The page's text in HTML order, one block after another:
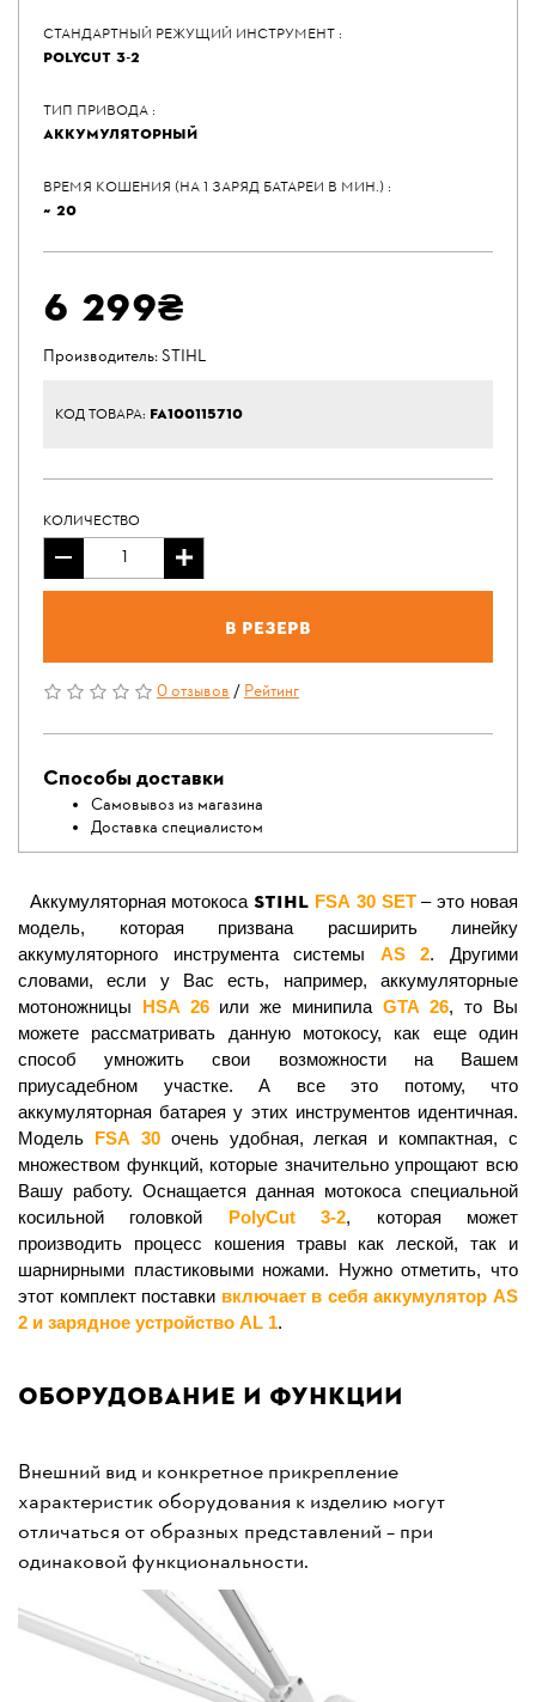
СТАНДАРТНЫЙ РЕЖУЩИЙ ИНСТРУМЕНТ :
POLYCUT 3-2
ТИП ПРИВОДА :
АККУМУЛЯТОРНЫЙ
ВРЕМЯ КОШЕНИЯ (НА 1 ЗАРЯД БАТАРЕИ В МИН.) :
~ 20
6 299₴
Производитель:STIHL
КОД ТОВАРА: FA100115710
КОЛИЧЕСТВО
В резерв
0 отзывов/Рейтинг
Способы доставки
Самовывоз из магазина
Доставка специалистом
Аккумуляторная мотокосаSTIHL FSA 30 SET– это новая
модель, которая призвана расширить линейку
аккумуляторного инструмента системы AS2. Другими
словами, если у Вас есть, например, аккумуляторные
мотоножницы HSA 26 или же минипила GTA 26, то Вы
можете рассматривать данную мотокосу, как еще один
способ умножить свои возможности на Вашем
приусадебном участке. А все это потому, что
аккумуляторная батарея у этих инструментов идентичная.
Модель FSA 30очень удобная, легкая и компактная, с
множеством функций, которые значительно упрощают всю
Вашу работу. Оснащается данная мотокоса специальной
косильной головкой PolyCut3-2, которая может
производить процесс кошения травы как леской, так и
шарнирными пластиковыми ножами. Нужно отметить, что
этот комплект поставки включает в себя аккумулятор AS
2 и зарядное устройство AL 1.
Оборудование и функции
Внешний вид и конкретное прикрепление
характеристик оборудования к изделию могут
отличаться от образных представлений – при
одинаковой функциональности.